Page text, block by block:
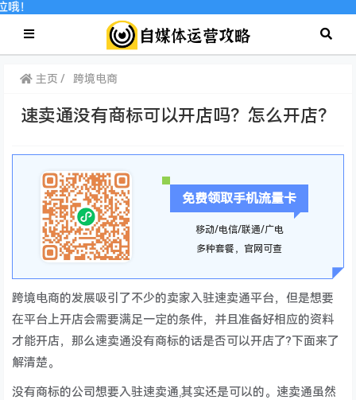
！
主页 跨境电商
速卖通没有商标可以开店吗？怎么开店？
免费领取手机流量卡
移动/电信/联通/广电
多种套餐，官网可查
跨境电商的发展吸引了不少的卖家入驻速卖通平台，但是想要
在平台上开店会需要满足一定的条件，并且准备好相应的资料
才能开店，那么速卖通没有商标的话是否可以开店了?下面来了
解清楚。
没有商标的公司想要入驻速卖通,其实还是可以的。速卖通虽然